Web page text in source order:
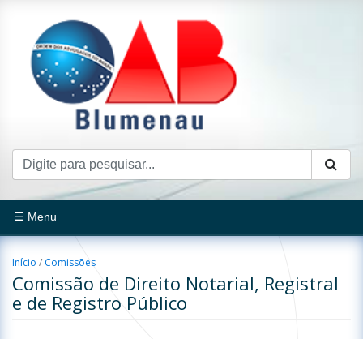
☰ Menu
Início / Comissões
Comissão de Direito Notarial, Registral
e de Registro Público